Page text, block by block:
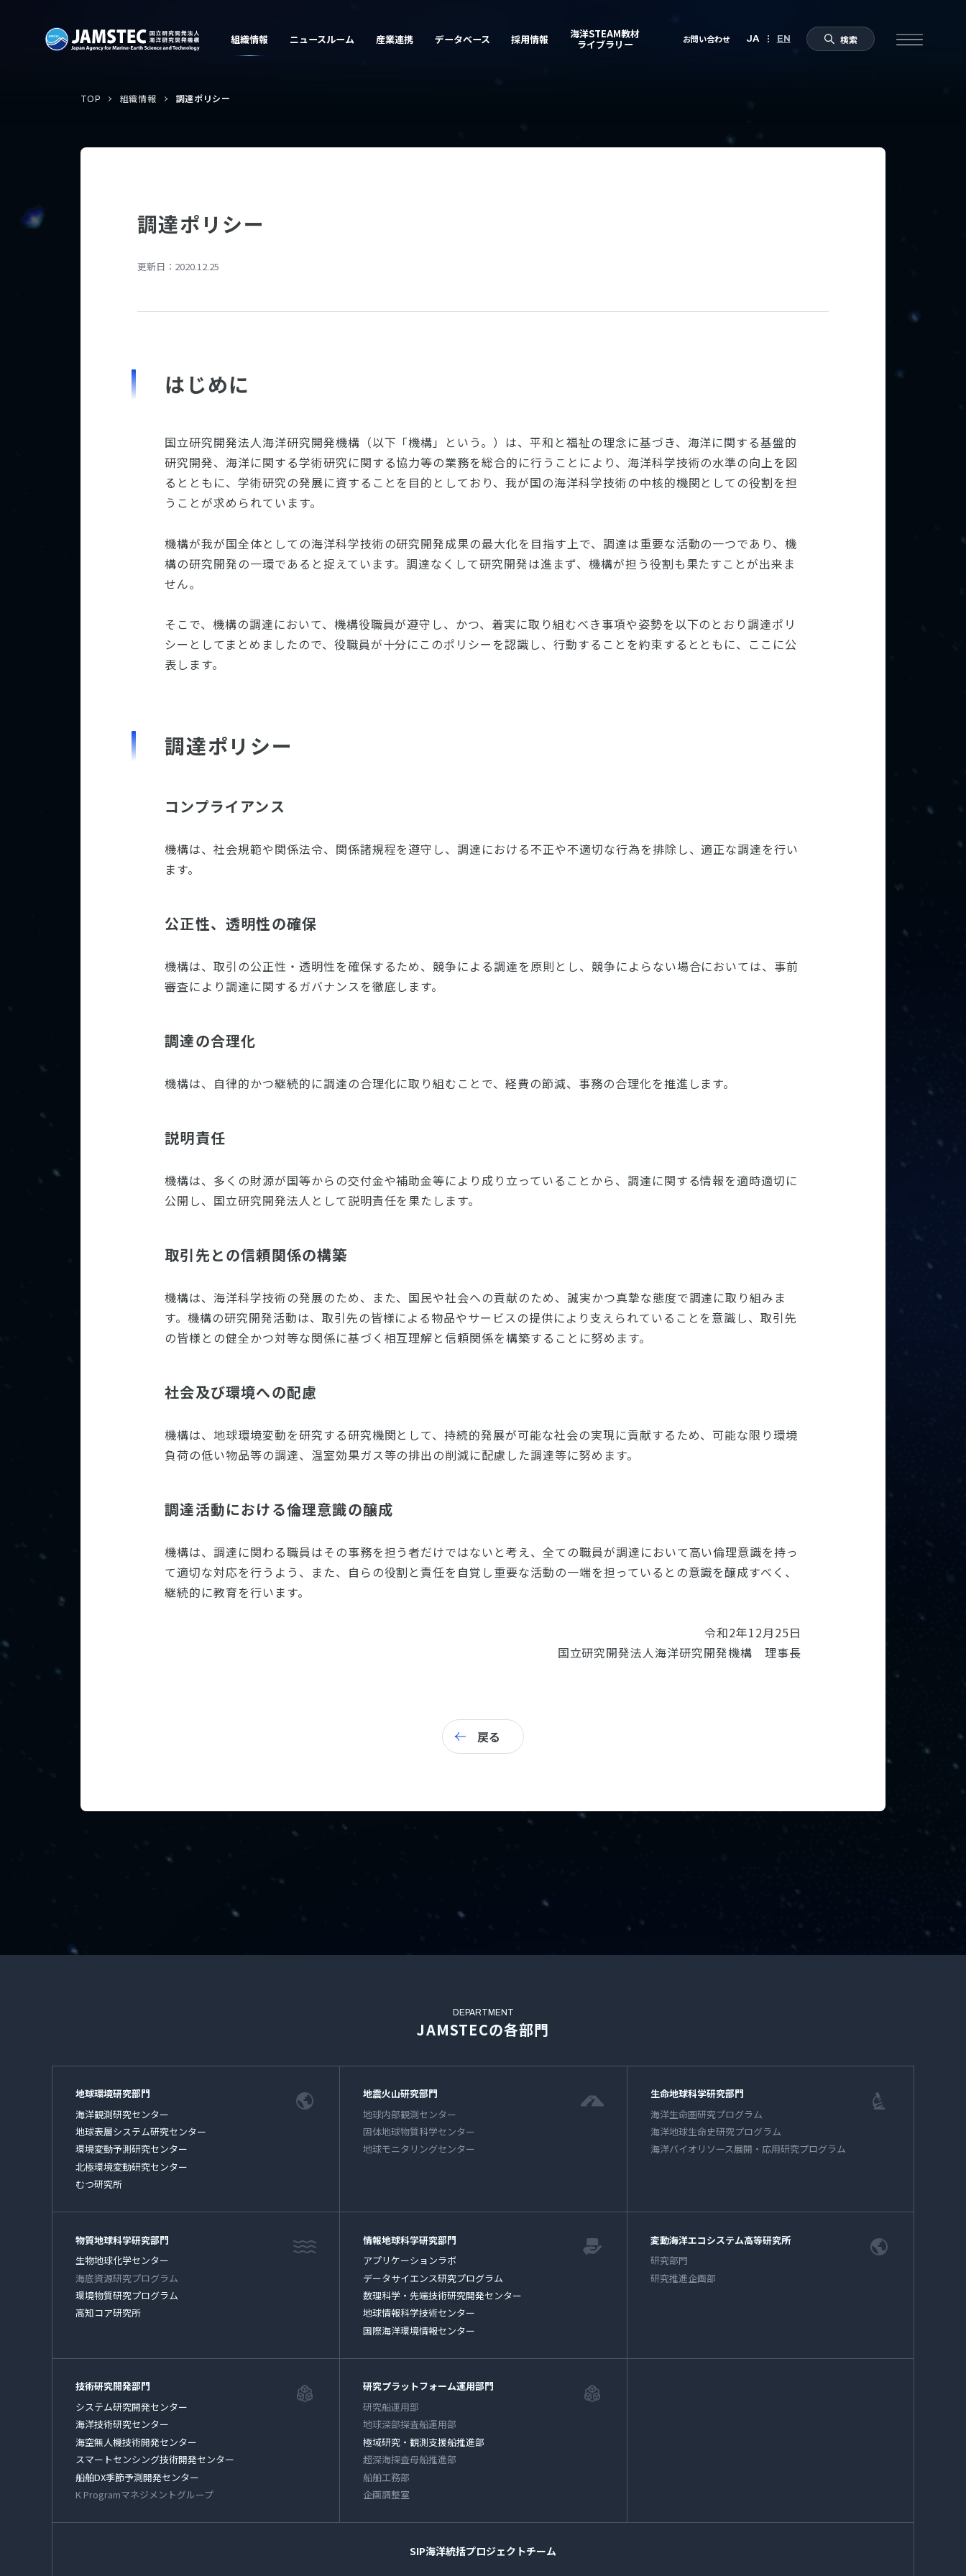
TOP 組織情報 調達ポリシー
調達ポリシー
更新日： 2020.12.25
はじめに
国立研究開発法人海洋研究開発機構（以下「機構」という。）は、平和と福祉の理念に基づき、海洋に関する基盤的
研究開発、海洋に関する学術研究に関する協力等の業務を総合的に行うことにより、海洋科学技術の水準の向上を図
るとともに、学術研究の発展に資することを目的としており、我が国の海洋科学技術の中核的機関としての役割を担
うことが求められています。
機構が我が国全体としての海洋科学技術の研究開発成果の最大化を目指す上で、調達は重要な活動の一つであり、機
構の研究開発の一環であると捉えています。調達なくして研究開発は進まず、機構が担う役割も果たすことが出来ま
せん。
そこで、機構の調達において、機構役職員が遵守し、かつ、着実に取り組むべき事項や姿勢を以下のとおり調達ポリ
シーとしてまとめましたので、役職員が十分にこのポリシーを認識し、行動することを約束するとともに、ここに公
表します。
調達ポリシー
コンプライアンス
機構は、社会規範や関係法令、関係諸規程を遵守し、調達における不正や不適切な行為を排除し、適正な調達を行い
ます。
公正性、透明性の確保
機構は、取引の公正性・透明性を確保するため、競争による調達を原則とし、競争によらない場合においては、事前
審査により調達に関するガバナンスを徹底します。
調達の合理化
機構は、自律的かつ継続的に調達の合理化に取り組むことで、経費の節減、事務の合理化を推進します。
説明責任
機構は、多くの財源が国等からの交付金や補助金等により成り立っていることから、調達に関する情報を適時適切に
公開し、国立研究開発法人として説明責任を果たします。
取引先との信頼関係の構築
機構は、海洋科学技術の発展のため、また、国民や社会への貢献のため、誠実かつ真摯な態度で調達に取り組みま
す。機構の研究開発活動は、取引先の皆様による物品やサービスの提供により支えられていることを意識し、取引先
の皆様との健全かつ対等な関係に基づく相互理解と信頼関係を構築することに努めます。
社会及び環境への配慮
機構は、地球環境変動を研究する研究機関として、持続的発展が可能な社会の実現に貢献するため、可能な限り環境
負荷の低い物品等の調達、温室効果ガス等の排出の削減に配慮した調達等に努めます。
調達活動における倫理意識の醸成
機構は、調達に関わる職員はその事務を担う者だけではないと考え、全ての職員が調達において高い倫理意識を持っ
て適切な対応を行うよう、また、自らの役割と責任を自覚し重要な活動の一端を担っているとの意識を醸成すべく、
継続的に教育を行います。
令和2年12月25日
国立研究開発法人海洋研究開発機構 理事長
戻る